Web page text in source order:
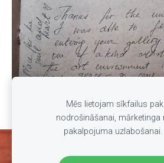
Mēs lietojam sīkfailus
nodrošināšanai, mārketinga
pakalpojuma uzlabošanai.